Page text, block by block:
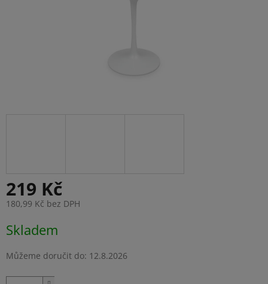
219 Kč
180,99 Kč bez DPH
cena:
Skladem
Můžeme doručit do: 12.8.2026